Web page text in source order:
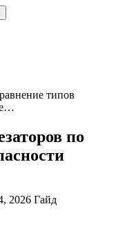
типов
по
2026 Гайд